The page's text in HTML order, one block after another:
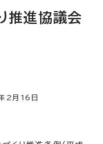
推進協議会
2月 16 日